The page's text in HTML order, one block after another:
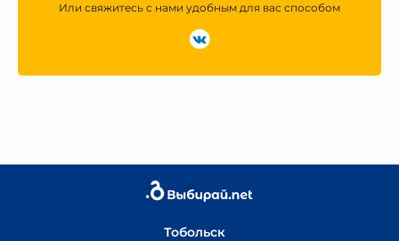
Или свяжитесь с нами удобным для вас способом
Тобольск